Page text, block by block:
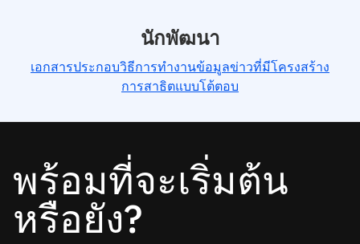
นักพัฒนา
เอกสารประกอบวิธีการทำงานข้อมูลข่าวที่มีโครงสร้าง
การสาธิตแบบโต้ตอบ
พร้อมที่จะเริ่มต้น
หรือยัง?